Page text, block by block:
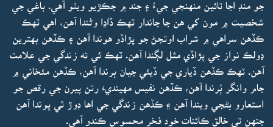
جو منڊ اڃا تائين منهنجي جيءُ ۽ جند ۾ جڪڙيو ويٺو آهي. باغي جي
شخصيت ۾ مون کي هن جا جاندار ٽهڪ ڏاڍا وڻندا آهن، اهي ٽهڪ
ڪڏهن سراهي ۾ شراب اوتجڻ جو پڙاڏو هوندا آهن ۽ ڪڏهن بهترين
ڍولڪ نواز جي پڙاڏي مثل لڳندا آهن. ٽهڪ ئي ته زندگي جي علامت
آهن. ٽهڪ ڪڏهن ڏياري جي ڏيئي جيان ٻرندا آهن، ڪڏهن مئخاني ۾
جام وانگر ٻُرندا آهن، ڪڏهن نفيس مهينديءَ رتن پيرن جي رقص جو
استعارو بڻجي ويندا آهن ۽ ڪڏهن زندگي جي اها ڊوڙ ٿي پوندا آهن
جنهن تي خالق ڪائنات خود فخر محسوس ڪندو آهي.